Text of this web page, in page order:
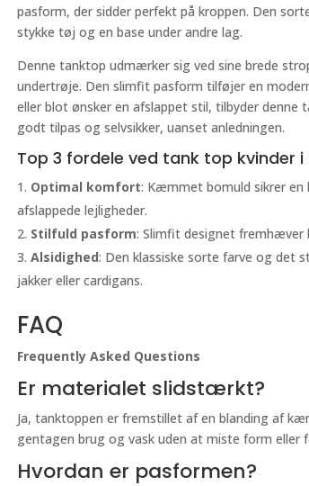
pasform, der sidder perfekt på kroppen. Den
stykke tøj og en base under andre lag.
Denne tanktop udmærker sig ved sine brede
undertrøje. Den slimfit pasform tilføjer en
eller blot ønsker en afslappet stil, tilbyder
godt tilpas og selvsikker, uanset anledningen.
Top 3 fordele ved tank top kvinder
Optimal komfort: Kæmmet bomuld sikrer
afslappede lejligheder.
Stilfuld pasform: Slimfit designet fremhæver
Alsidighed: Den klassiske sorte farve og det
jakker eller cardigans.
FAQ
Frequently Asked Questions
Er materialet slidstærkt?
Ja, tanktoppen er fremstillet af en blanding af
gentagen brug og vask uden at miste form eller
Hvordan er pasformen?